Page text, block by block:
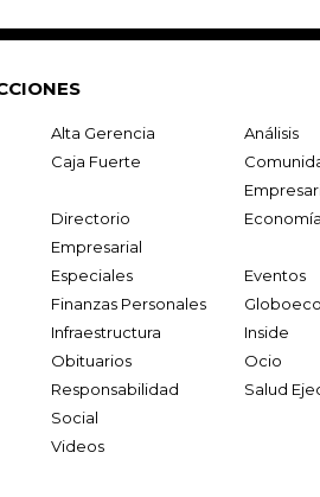
Alta Gerencia
Análisis
Caja Fuerte
Directorio
Empresarial
Economía
Especiales
Eventos
Finanzas Personales
Infraestructura
Inside
Obituarios
Ocio
Responsabilidad
Social
Salud
Videos